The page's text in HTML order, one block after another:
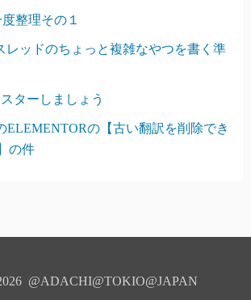
整理その１
レッドのちょっと複雑なやつを書く準
ターしましょう
ELEMENTORの【古い翻訳を削除でき
の件
@ADACHI@TOKIO@JAPAN